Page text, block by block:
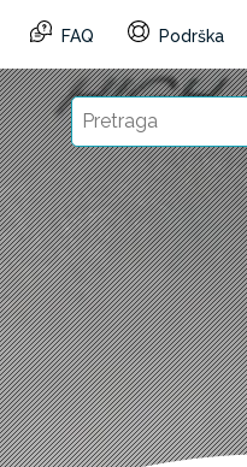
FAQ Podrška